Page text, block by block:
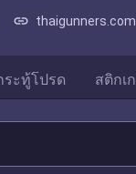
link thaigunners.com
ระทู้โปรด สติกเ